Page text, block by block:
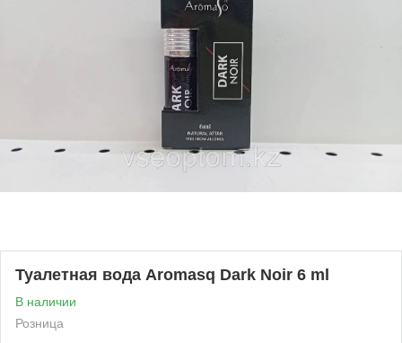
Туалетная вода Aromasq Dark Noir 6 ml
В наличии
Розница